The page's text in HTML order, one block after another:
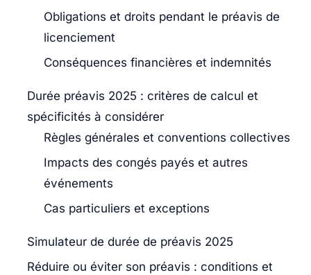
Obligations et droits pendant le préavis de
licenciement
Conséquences financières et indemnités
Durée préavis 2025 : critères de calcul et
spécificités à considérer
Règles générales et conventions collectives
Impacts des congés payés et autres
événements
Cas particuliers et exceptions
Simulateur de durée de préavis 2025
Réduire ou éviter son préavis : conditions et